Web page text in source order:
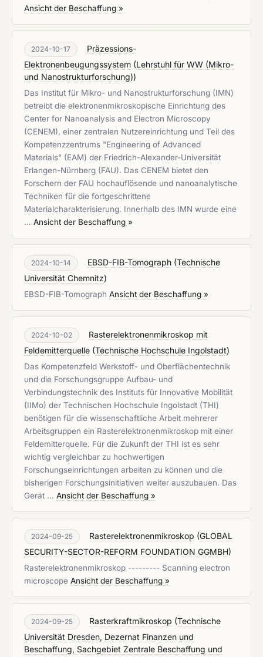
Ansicht der Beschaffung »
2024-10-17
Präzessions-
Elektronenbeugungssystem (Lehrstuhl für WW (Mikro-
und Nanostrukturforschung))
Das Institut für Mikro- und Nanostrukturforschung (IMN)
betreibt die elektronenmikroskopische Einrichtung des
Center for Nanoanalysis and Electron Microscopy
(CENEM), einer zentralen Nutzereinrichtung und Teil des
Kompetenzzentrums "Engineering of Advanced
Materials" (EAM) der Friedrich-Alexander-Universität
Erlangen-Nürnberg (FAU). Das CENEM bietet den
Forschern der FAU hochauflösende und nanoanalytische
Techniken für die fortgeschrittene
Materialcharakterisierung. Innerhalb des IMN wurde eine
… Ansicht der Beschaffung »
2024-10-14 EBSD-FIB-Tomograph (Technische
Universität Chemnitz)
EBSD-FIB-Tomograph Ansicht der Beschaffung »
2024-10-02
Rasterelektronenmikroskop mit
Feldemitterquelle (Technische Hochschule Ingolstadt)
Das Kompetenzfeld Werkstoff- und Oberflächentechnik
und die Forschungsgruppe Aufbau- und
Verbindungstechnik des Instituts für Innovative Mobilität
(IIMo) der Technischen Hochschule Ingolstadt (THI)
benötigen für die wissenschaftliche Arbeit mehrerer
Arbeitsgruppen ein Rasterelektronenmikroskop mit einer
Feldemitterquelle. Für die Zukunft der THI ist es sehr
wichtig vergleichbar zu hochwertigen
Forschungseinrichtungen arbeiten zu können und die
bisherigen Forschungsinitiativen weiter auszubauen. Das
Gerät … Ansicht der Beschaffung »
2024-09-25 Rasterelektronenmikroskop (GLOBAL
SECURITY-SECTOR-REFORM FOUNDATION GGMBH)
Rasterelektronenmikroskop --------- Scanning electron
microscope Ansicht der Beschaffung »
2024-09-25 Rasterkraftmikroskop (Technische
Universität Dresden, Dezernat Finanzen und
Beschaffung, Sachgebiet Zentrale Beschaffung und